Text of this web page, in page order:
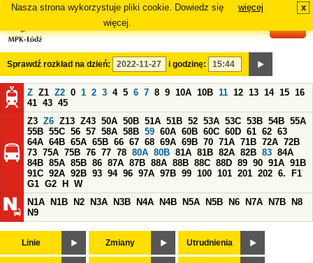
Nasza strona wykorzystuje pliki cookie. Dowiedz się
więcej.
więcej x
Sprawdź rozkład na dzień: i godzinę:
Z Z1 Z2 0 1 2 3 4 5 6 7 8 9 10A 10B 11 12 13 14 15 16
41 43 45
Z3 Z6 Z13 Z43 50A 50B 51A 51B 52 53A 53C 53B 54B 55A
55B 55C 56 57 58A 58B 59 60A 60B 60C 60D 61 62 63
64A 64B 65A 65B 66 67 68 69A 69B 70 71A 71B 72A 72B
73 75A 75B 76 77 78 80A 80B 81A 81B 82A 82B 83 84A
84B 85A 85B 86 87A 87B 88A 88B 88C 88D 89 90 91A 91B
91C 92A 92B 93 94 96 97A 97B 99 100 101 201 202 6.
F1
G1 G2 H
W
N1A
N1B N2 N3A N3B N4A N4B N5A N5B N6 N7A N7B
N8
N9
Linie Zmiany Utrudnienia